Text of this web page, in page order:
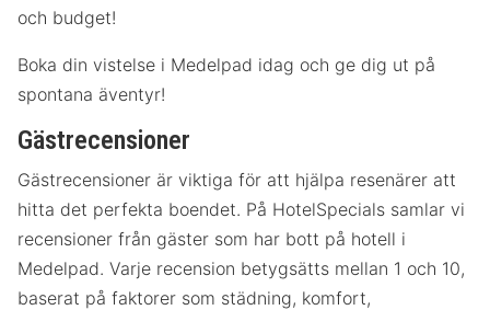
och budget!
Boka din vistelse i Medelpad idag och ge dig ut på
spontana äventyr!
Gästrecensioner
Gästrecensioner är viktiga för att hjälpa resenärer att
hitta det perfekta boendet. På HotelSpecials samlar vi
recensioner från gäster som har bott på hotell i
Medelpad. Varje recension betygsätts mellan 1 och 10,
baserat på faktorer som städning, komfort,